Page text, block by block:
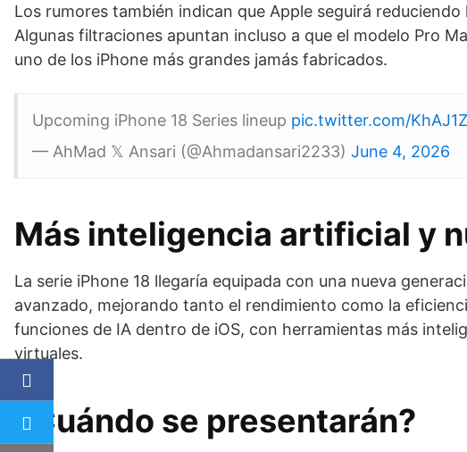
Los rumores también indican que Apple seguirá
Algunas filtraciones apuntan incluso a que el modelo Pro
uno de los iPhone más grandes jamás fabricados.
Upcoming iPhone 18 Series lineup pic.twitter.com/
— AhMad 𝕏 Ansari (@Ahmadansari2233) June 4, 2026
Más inteligencia artificial y
La serie iPhone 18 llegaría equipada con una nueva
avanzado, mejorando tanto el rendimiento como la
funciones de IA dentro de iOS, con herramientas más
virtuales.
¿Cuándo se presentarán?